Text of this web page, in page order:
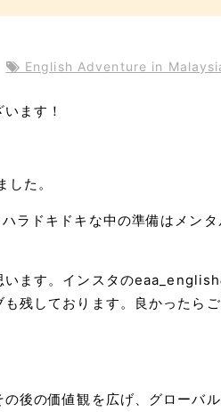
English Adventure in
ます！
た。
ラドキドキな中の準備はメンタ
います。インスタの
残しております。良かったら
後の価値観を広げ、グローバル